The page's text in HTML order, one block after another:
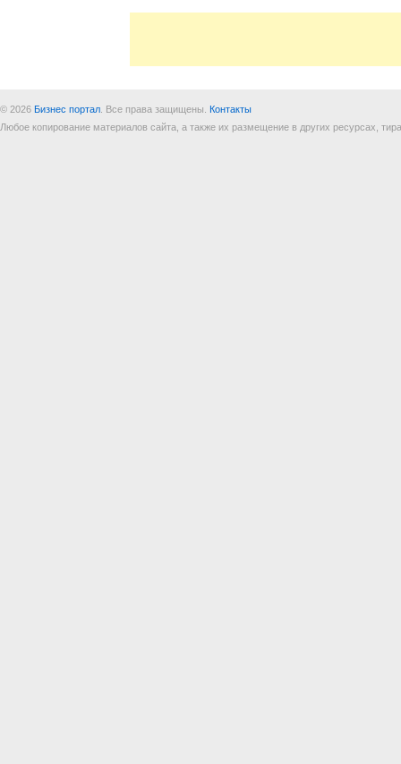
© 2026 Бизнес портал . Все права защищены. Контакты
Любое копирование материалов сайта, а также их размещение в других ресурсах,